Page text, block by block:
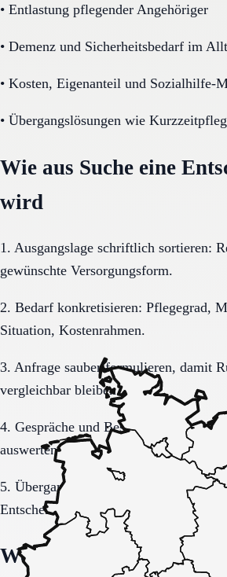
• Entlastung pflegender Angehöriger
• Demenz und Sicherheitsbedarf im
• Kosten, Eigenanteil und Sozialhilfe-
• Übergangslösungen wie
Wie aus Suche eine
wird
1. Ausgangslage schriftlich sortieren:
gewünschte Versorgungsform.
2. Bedarf konkretisieren: Pflegegrad,
Situation, Kostenrahmen.
3. Anfrage sauber formulieren, damit
vergleichbar bleiben.
4. Gespräche und Besichtigungen mit
auswerten.
5. Übergang, Kommunikation und
Entscheidung vollständig klären.
Welche Fragen den